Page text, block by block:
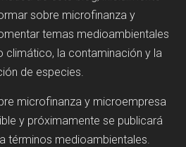
sobre microfinanza y
temas medioambientales
la contaminación y la
de especies.
microfinanza y microempresa
y próximamente se publicará
términos medioambientales.